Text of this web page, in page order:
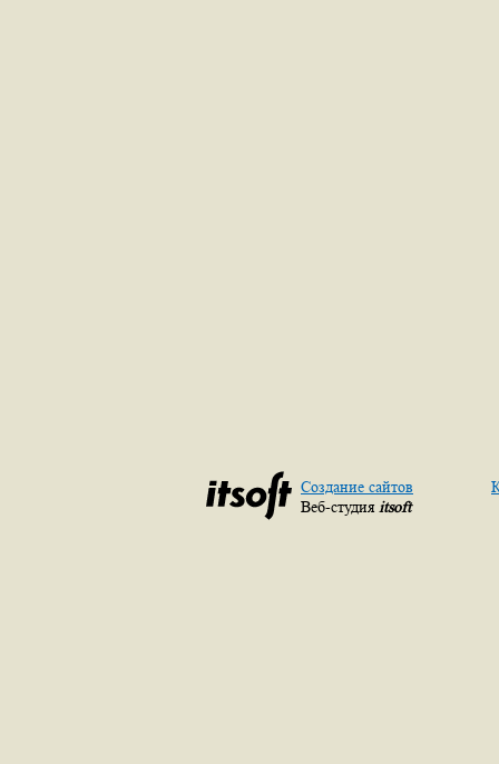
Создание сайтов
Веб-студия itsoft